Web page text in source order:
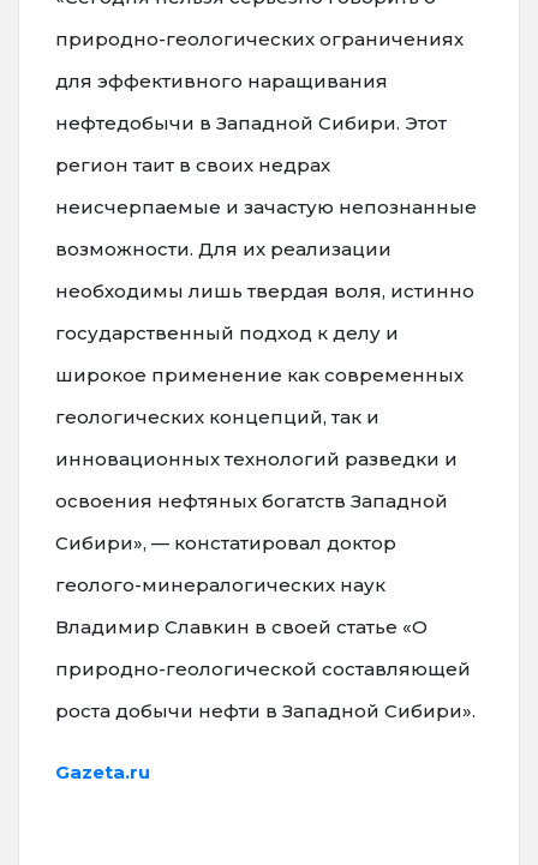
природно-геологических ограничениях
для эффективного наращивания
нефтедобычи в Западной Сибири. Этот
регион таит в своих недрах
неисчерпаемые и зачастую непознанные
возможности. Для их реализации
необходимы лишь твердая воля, истинно
государственный подход к делу и
широкое применение как современных
геологических концепций, так и
инновационных технологий разведки и
освоения нефтяных богатств Западной
Сибири», — констатировал доктор
геолого-минералогических наук
Владимир Славкин в своей статье «О
природно-геологической составляющей
роста добычи нефти в Западной Сибири».
Gazeta.ru